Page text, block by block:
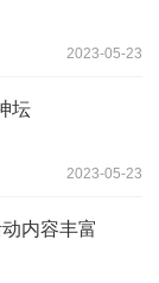
2023-05-23
坛
2023-05-23
内容丰富